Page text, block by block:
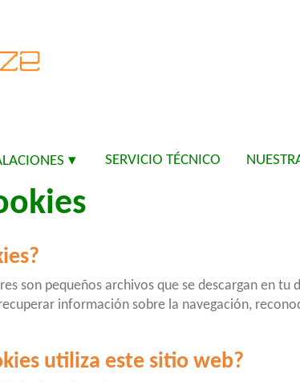
SERVICIO TÉCNICO
son pequeños archivos que se descargan en
información sobre la navegación,
utiliza este sitio web?